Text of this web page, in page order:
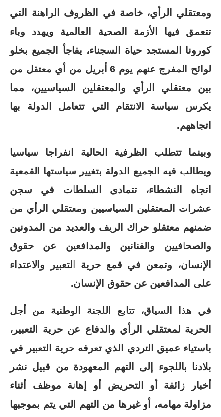
ومعتقلي الرأي، خاصة في الظروف الراهنة التي
تتعمق فيها الأزمة الصحية العالمية ويهدد وباء
كورونا المستجد حياة السجناء، يفاجأ الجميع بخلو
لوائح المفرج عنهم يوم 6 أبريل من أي معتقل من
بين معتقلي الرأي والمعتقلين السياسيين، مما
يكرس سياسة الانتقام التي تتعامل الدولة بها
اتجاههم.
وبينما تتطلب الظرفية الحالية انفراجا سياسيا
ويطالب فيه الجميع الدولة بتغيير سياستها القمعية
اتجاه النشطاء، تتمادى السلطات في سجن
عشرات المعتقلين السياسيين ومعتقلي الرأي من
ضمنهم معتقلو حراك الريف والعديد من المدونين
والصحافيين والفنانين والمدافعين عن حقوق
الإنسان، وتمعن في قمع حرية التعبير والاعتداء
على المدافعين عن حقوق الإنسان.
في هذا السياق، تتابع اللجنة الوطنية من أجل
الحرية لمعتقلي الرأي والدفاع عن حرية التعبير،
باستياء عميق التردي الذي تعرفه حرية التعبير في
بلادنا باللجوء إلى التهم المعهودة من قبيل نشر
أخبار زائفة أو التحريض أو إهانة موظف أثناء
مزاولة مهامه، أو غيرها من التهم التي يتم بموجبها